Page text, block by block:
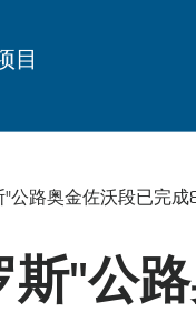
目
公路奥金佐沃段已完成
"公